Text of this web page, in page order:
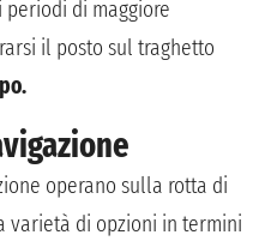
di maggiore
il posto sul traghetto
operano sulla rotta di
varietà di opzioni in termini